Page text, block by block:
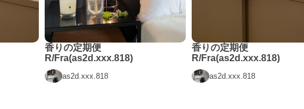
香りの定期便
R/Fra(as2d.xxx.818)
as2d.xxx.818
香りの定期便
R/Fra(as2d.xxx.818)
as2d.xxx.818